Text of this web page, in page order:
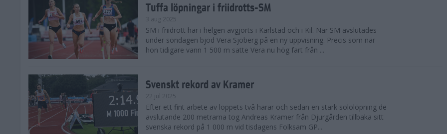
Tuffa löpningar i friidrotts-SM
3 aug 2025
SM i friidrott har i helgen avgjorts i Karlstad och i Kil. När SM avslutades
under söndagen bjöd Vera Sjöberg på en ny uppvisning. Precis som när
hon tidigare vann 1 500 m satte Vera nu hög fart från ...
Svenskt rekord av Kramer
22 jul 2025
Efter ett fint arbete av loppets två harar och sedan en stark sololöpning de
avslutande 200 metrarna tog Andreas Kramer från Djurgården tillbaka sitt
svenska rekord på 1 000 m vid tisdagens Folksam GP...